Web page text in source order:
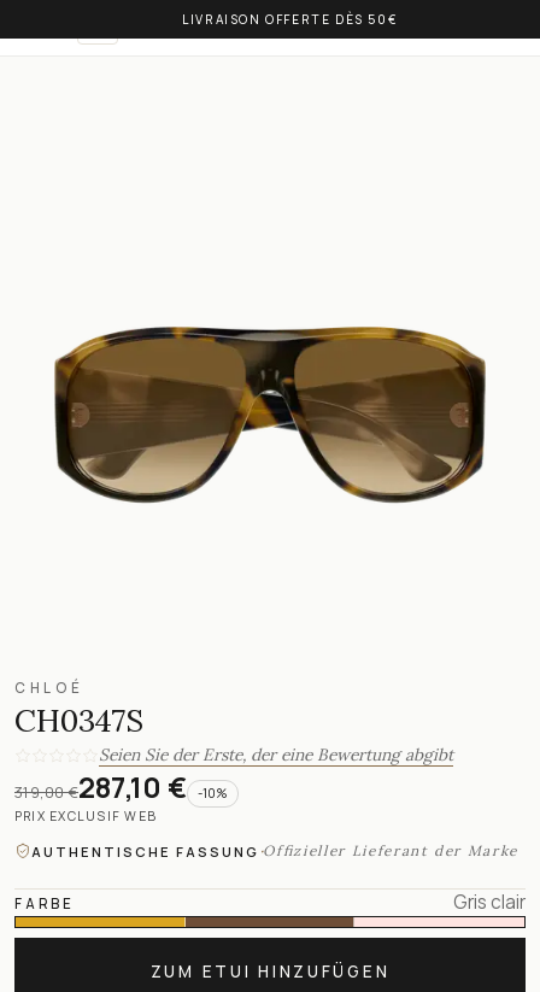
LIVRAISON OFFERTE DÈS 50€
OLIVIA BALM
CHLOÉ
CH0347S
Seien Sie der Erste, der eine Bewertung abgibt
319,00 €287,10 € -10%
PRIX EXCLUSIF WEB
AUTHENTISCHE FASSUNG ·Offizieller Lieferant der Marke
FARBE Gris clair
ZUM ETUI HINZUFÜGEN